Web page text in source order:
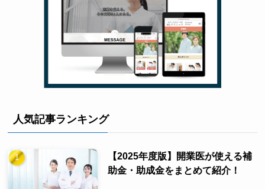
人気記事ランキング
【2025年度版】開業医が使える補
助金・助成金をまとめて紹介！